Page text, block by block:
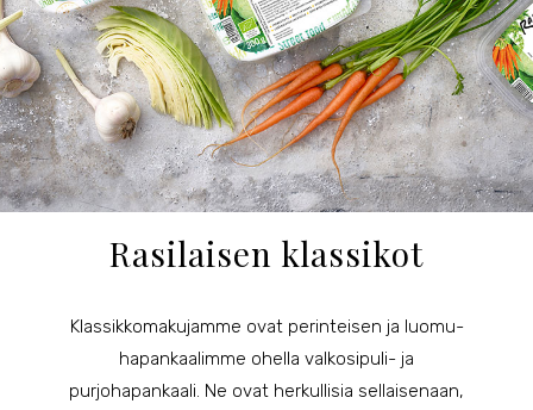
Rasilaisen klassikot
Klassikkomakujamme ovat perinteisen ja luomu-
hapankaalimme ohella valkosipuli- ja
purjohapankaali. Ne ovat herkullisia sellaisenaan,